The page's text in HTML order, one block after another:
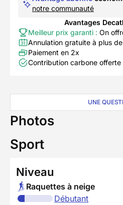
notre communauté
Avantages
Meilleur prix garanti : On
Annulation gratuite à plus
Paiement en 2x
Contribution carbone offerte
UNE
Photos
Sport
Niveau
Raquettes à neige
Débutant